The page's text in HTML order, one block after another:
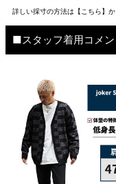
詳しい採寸の方法は 【こちら】
■スタッフ着用コメン